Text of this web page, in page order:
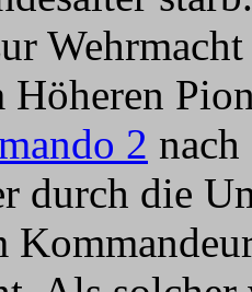
Höheren
2
durch die